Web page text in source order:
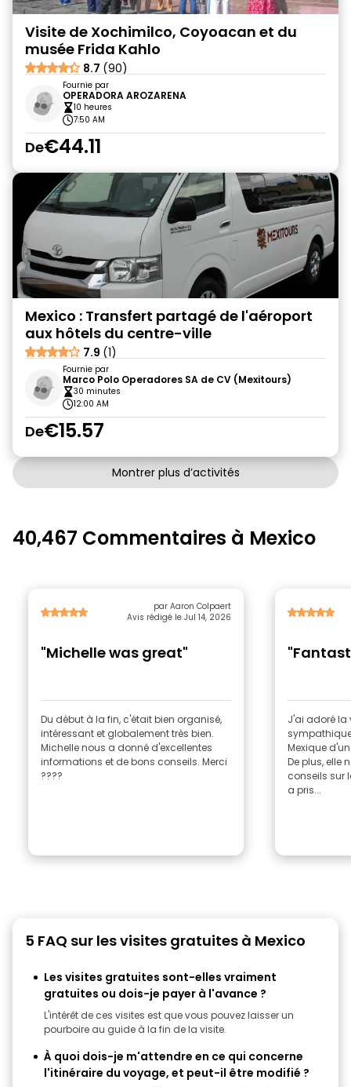
Visite de Xochimilco, Coyoacan et du
musée Frida Kahlo
8.7 (90)
Fournie par
OPERADORA AROZARENA
10 heures
7:50 AM
De€44.11
Mexico : Transfert partagé de l'aéroport
aux hôtels du centre-ville
7.9 (1)
Fournie par
Marco Polo Operadores SA de CV (Mexitours)
30 minutes
12:00 AM
De€15.57
Montrer plus d’activités
40,467 Commentaires à Mexico
par Aaron Colpaert
Avis rédigé le Jul 14, 2026
"Michelle was great"
Du début à la fin, c'était bien organisé,
intéressant et globalement très bien.
Michelle nous a donné d'excellentes
informations et de bons conseils. Merci
????
J'ai adoré la
Mexique
De plus, elle
conseils sur
a pris...
5 FAQ sur les visites gratuites à Mexico
Les visites gratuites sont-elles vraiment
gratuites ou dois-je payer à l'avance ?
L'intérêt de ces visites est que vous pouvez laisser un
pourboire au guide à la fin de la visite.
À quoi dois-je m'attendre en ce qui concerne
l'itinéraire du voyage, et peut-il être modifié ?